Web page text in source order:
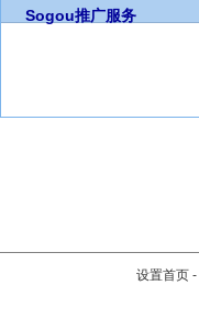
Sogou推广服务
设置首页 -